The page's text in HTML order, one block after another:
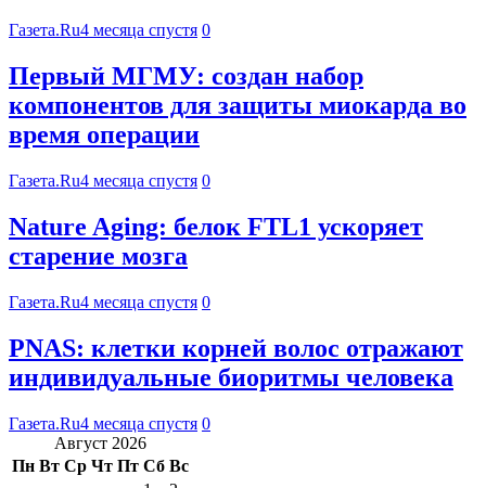
Газета.Ru4 месяца спустя 0
Первый МГМУ: создан набор
компонентов для защиты миокарда во
время операции
Газета.Ru4 месяца спустя 0
Nature Aging: белок FTL1 ускоряет
старение мозга
Газета.Ru4 месяца спустя 0
PNAS: клетки корней волос отражают
индивидуальные биоритмы человека
Газета.Ru4 месяца спустя 0
Август 2026
Пн Вт Ср Чт Пт Сб Вс